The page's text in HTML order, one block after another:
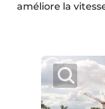
améliore la